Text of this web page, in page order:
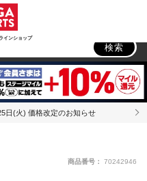
インショップ
検索
日(火) 価格改定のお知らせ
商品番号： 70242946